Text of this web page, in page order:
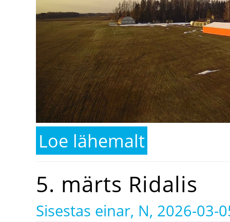
Loe lähemalt
5. märts Ridalis
Sisestas einar, N, 2026-03-